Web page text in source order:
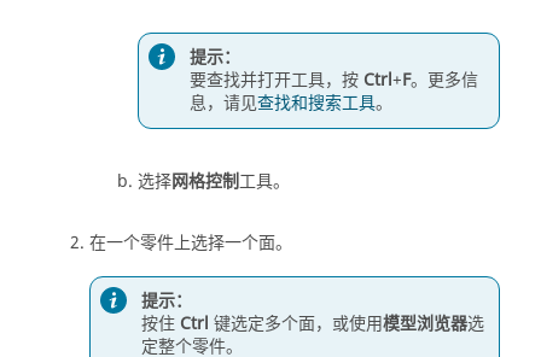
提示：
要查找并打开工具，按 Ctrl+F。更多信
息，请见查找和搜索工具。
选择网格控制工具。
在一个零件上选择一个面。
提示：
按住 Ctrl 键选定多个面，或使用模型浏览器选
定整个零件。